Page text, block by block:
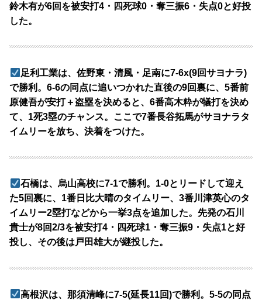
鈴木有が6回を被安打4・四死球0・奪三振6・失点0と好投
した。
足利工業は、佐野東・清風・足南に7-6x(9回サヨナラ)
で勝利。6-6の同点に追いつかれた直後の9回裏に、5番前
原健吾が安打＋盗塁を決めると、6番高木粋が犠打を決め
て、1死3塁のチャンス。ここで7番長谷拓馬がサヨナラタ
イムリーを放ち、決着をつけた。
石橋は、烏山高校に7-1で勝利。1-0とリードして迎え
た5回裏に、1番日比大晴のタイムリー、3番川津英心のタ
イムリー2塁打などから一挙3点を追加した。先発の石川
貴士が8回2/3を被安打4・四死球1・奪三振9・失点1と好
投し、その後は戸田雄大が継投した。
高根沢は、那須清峰に7-5(延長11回)で勝利。5-5の同点